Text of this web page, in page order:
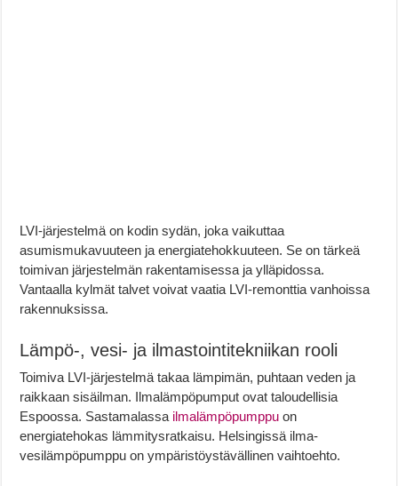
LVI-järjestelmä on kodin sydän, joka vaikuttaa
asumismukavuuteen ja energiatehokkuuteen. Se on tärkeä
toimivan järjestelmän rakentamisessa ja ylläpidossa.
Vantaalla kylmät talvet voivat vaatia LVI-remonttia vanhoissa
rakennuksissa.
Lämpö-, vesi- ja ilmastointitekniikan rooli
Toimiva LVI-järjestelmä takaa lämpimän, puhtaan veden ja
raikkaan sisäilman. Ilmalämpöpumput ovat taloudellisia
Espoossa. Sastamalassa ilmalämpöpumppu on
energiatehokas lämmitysratkaisu. Helsingissä ilma-
vesilämpöpumppu on ympäristöystävällinen vaihtoehto.